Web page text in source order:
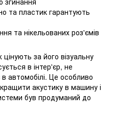
та пластик гарантують
та нікельованих роз'ємів
за його візуальну
в інтер'єр, не
автомобілі. Це особливо
акустику в машину і
був продуманий до